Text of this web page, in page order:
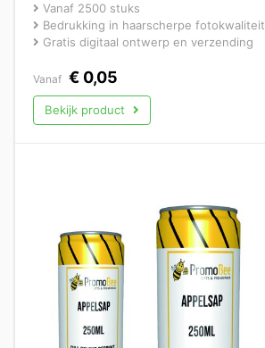
Vanaf 2500 stuks
Bedrukking in haarscherpe fotokwaliteit
Gratis digitaal ontwerp en verzending
Vanaf € 0,05
Bekijk product